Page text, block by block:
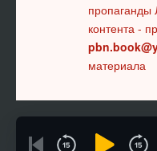
пропаганды
контента -
материала